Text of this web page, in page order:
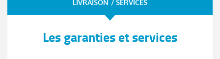
LIVRAISON / SERVICES
Les garanties et services